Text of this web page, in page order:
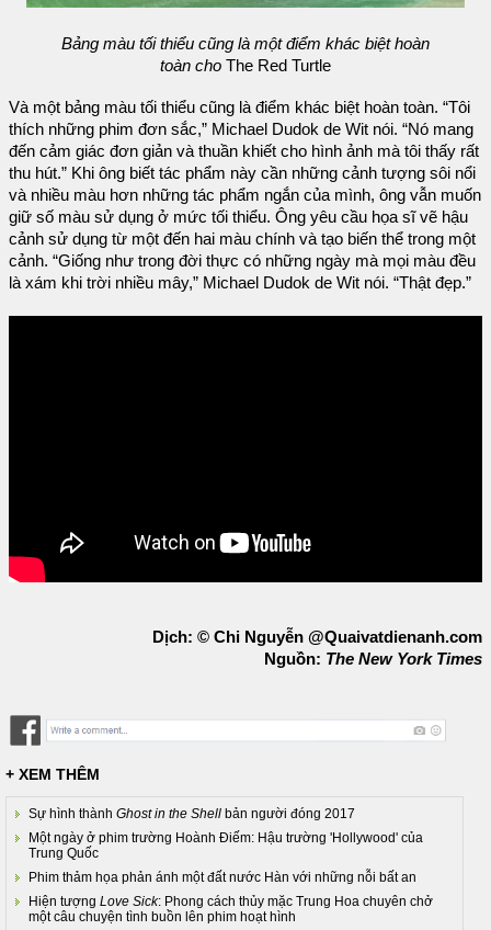
Bảng màu tối thiểu cũng là một điểm khác biệt hoàn
toàn cho The Red Turtle
Và một bảng màu tối thiểu cũng là điểm khác biệt hoàn toàn. “Tôi
thích những phim đơn sắc,” Michael Dudok de Wit nói. “Nó mang
đến cảm giác đơn giản và thuần khiết cho hình ảnh mà tôi thấy rất
thu hút.” Khi ông biết tác phẩm này cần những cảnh tượng sôi nổi
và nhiều màu hơn những tác phẩm ngắn của mình, ông vẫn muốn
giữ số màu sử dụng ở mức tối thiểu. Ông yêu cầu họa sĩ vẽ hậu
cảnh sử dụng từ một đến hai màu chính và tạo biến thể trong một
cảnh. “Giống như trong đời thực có những ngày mà mọi màu đều
là xám khi trời nhiều mây,” Michael Dudok de Wit nói. “Thật đẹp.”
Dịch: © Chi Nguyễn @Quaivatdienanh.com
Nguồn: The New York Times
+ XEM THÊM
Sự hình thành Ghost in the Shell bản người đóng 2017
Một ngày ở phim trường Hoành Điếm: Hậu trường 'Hollywood' của
Trung Quốc
Phim thảm họa phản ánh một đất nước Hàn với những nỗi bất an
Hiện tượng Love Sick: Phong cách thủy mặc Trung Hoa chuyên chở
một câu chuyện tình buồn lên phim hoạt hình